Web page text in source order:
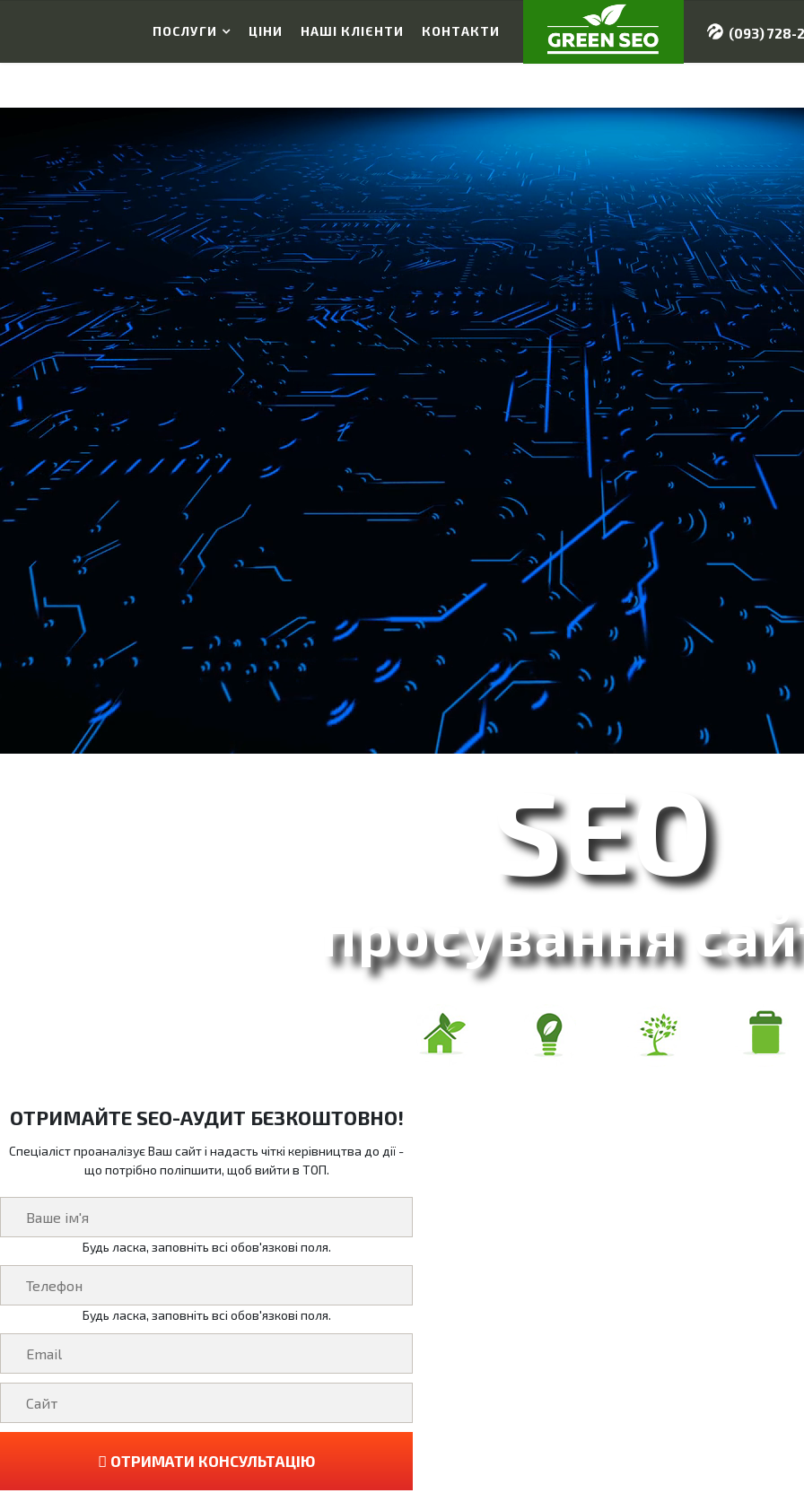
ПОСЛУГИ ЦІНИ НАШІ КЛІЄНТИ КОНТАКТИ (093) 728-
SEO
просування
ОТРИМАЙТЕ SEO-АУДИТ БЕЗКОШТОВНО!
Спеціаліст проаналізує Ваш сайт і надасть чіткі керівництва до дії -
що потрібно поліпшити, щоб вийти в ТОП.
Будь ласка, заповніть всі обов'язкові поля.
Будь ласка, заповніть всі обов'язкові поля.
ОТРИМАТИ КОНСУЛЬТАЦІЮ